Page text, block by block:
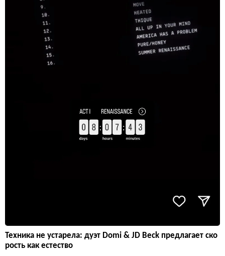
Техника не устарела: дуэт Domi & JD Beck предлагает ско
рость как естество